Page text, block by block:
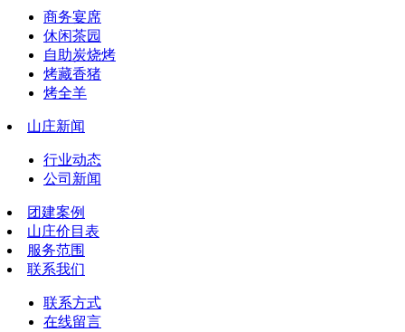
商务宴席
休闲茶园
自助炭烧烤
烤藏香猪
烤全羊
山庄新闻
行业动态
公司新闻
团建案例
山庄价目表
服务范围
联系我们
联系方式
在线留言